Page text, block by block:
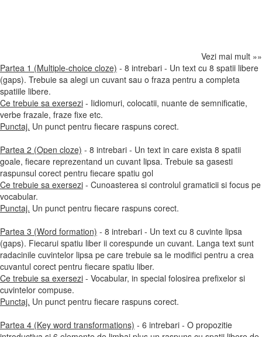
Vezi mai mult »»
Partea 1 (Multiple-choice cloze) - 8 intrebari - Un text cu 8 spatii libere
(gaps). Trebuie sa alegi un cuvant sau o fraza pentru a completa
spatiile libere.
Ce trebuie sa exersezi - Iidiomuri, colocatii, nuante de semnificatie,
verbe frazale, fraze fixe etc.
Punctaj. Un punct pentru fiecare raspuns corect.
Partea 2 (Open cloze) - 8 intrebari - Un text in care exista 8 spatii
goale, fiecare reprezentand un cuvant lipsa. Trebuie sa gasesti
raspunsul corect pentru fiecare spatiu gol
Ce trebuie sa exersezi - Cunoasterea si controlul gramaticii si focus pe
vocabular.
Punctaj. Un punct pentru fiecare raspuns corect.
Partea 3 (Word formation) - 8 intrebari - Un text cu 8 cuvinte lipsa
(gaps). Fiecarui spatiu liber ii corespunde un cuvant. Langa text sunt
radacinile cuvintelor lipsa pe care trebuie sa le modifici pentru a crea
cuvantul corect pentru fiecare spatiu liber.
Ce trebuie sa exersezi - Vocabular, in special folosirea prefixelor si
cuvintelor compuse.
Punctaj. Un punct pentru fiecare raspuns corect.
Partea 4 (Key word transformations) - 6 intrebari - O propozitie